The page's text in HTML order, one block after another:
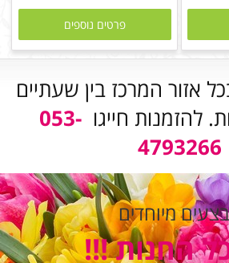
פרטים נוספים
אזור המרכז בין שעתיים
להזמנות חייגו053-
4793266
מיוחדים
החנות !!!